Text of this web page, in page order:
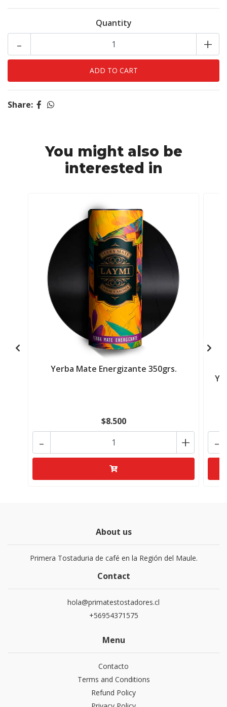
Quantity
+
-
Share:
You might also be
interested in
Yerba Mate Energizante 350grs.
$8.500
+
- -
About us
Primera Tostaduria de café en la Región del Maule.
Contact
hola@primatestostadores.cl
+56954371575
Menu
Contacto
Terms and Conditions
Refund Policy